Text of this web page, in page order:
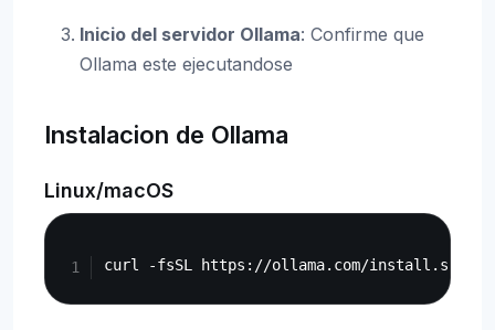
Inicio del servidor Ollama: Confirme que
Ollama este ejecutandose
Instalacion de Ollama
Linux/macOS